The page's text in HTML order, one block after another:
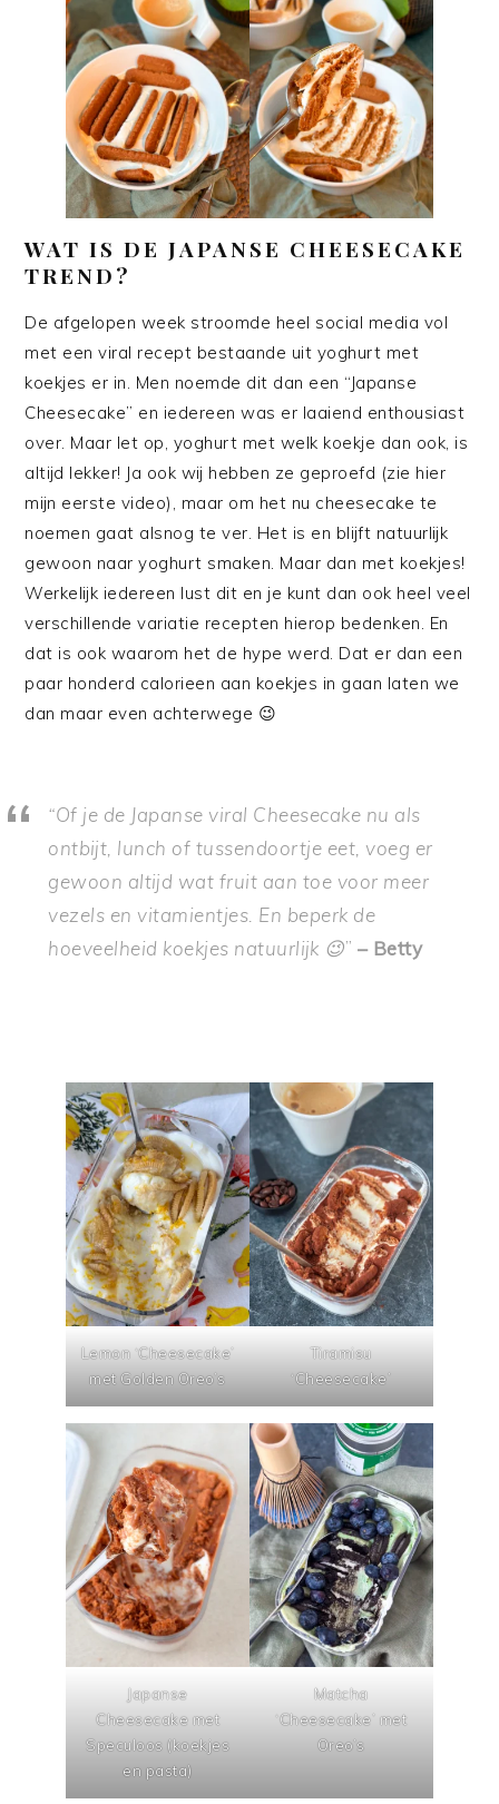
WAT IS DE JAPANSE CHEESECAKE
TREND?
De afgelopen week stroomde heel social media vol
met een viral recept bestaande uit yoghurt met
koekjes er in. Men noemde dit dan een “Japanse
Cheesecake” en iedereen was er laaiend enthousiast
over. Maar let op, yoghurt met welk koekje dan ook, is
altijd lekker! Ja ook wij hebben ze geproefd (zie hier
mijn eerste video), maar om het nu cheesecake te
noemen gaat alsnog te ver. Het is en blijft natuurlijk
gewoon naar yoghurt smaken. Maar dan met koekjes!
Werkelijk iedereen lust dit en je kunt dan ook heel veel
verschillende variatie recepten hierop bedenken. En
dat is ook waarom het de hype werd. Dat er dan een
paar honderd calorieen aan koekjes in gaan laten we
dan maar even achterwege 😉
“Of je de Japanse viral Cheesecake nu als
ontbijt, lunch of tussendoortje eet, voeg er
gewoon altijd wat fruit aan toe voor meer
vezels en vitamientjes. En beperk de
hoeveelheid koekjes natuurlijk 😉” – Betty
Lemon ‘Cheesecake’
met Golden Oreo’s
Tiramisu
‘Cheesecake’
Japanse
Cheesecake met
Speculoos (koekjes
en pasta)
Matcha
‘Cheesecake’ met
Oreo’s